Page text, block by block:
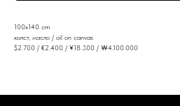
100x140 cm
холст, масло / oil on canvas
$2.700 / €2.400 / ¥18.300 / ￦4.100.000